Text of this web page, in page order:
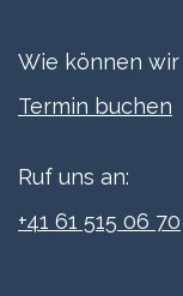
Wie können
Termi​n buchen
Ruf uns an:
+41 61 515 06 70